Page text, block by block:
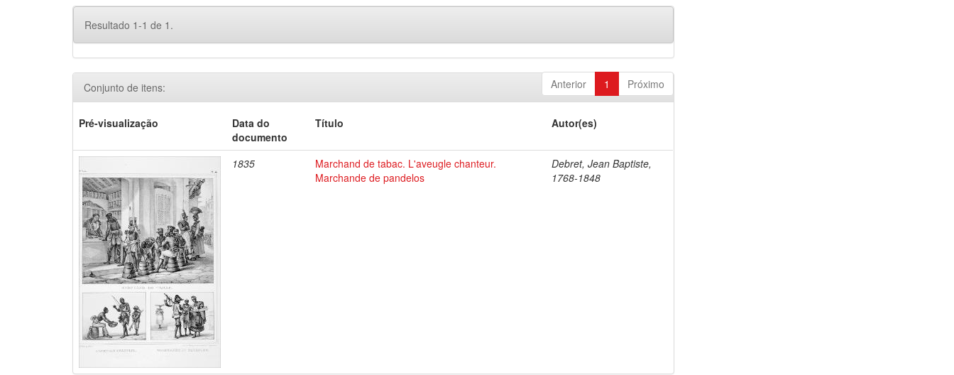
Resultado 1-1 de 1.
Anterior 1 Próximo
Conjunto de itens:
Pré-visualização
Data do
documento
Título Autor(es)
1835
Marchand de tabac. L'aveugle chanteur.
Marchande de pandelos
Debret, Jean Baptiste,
1768-1848